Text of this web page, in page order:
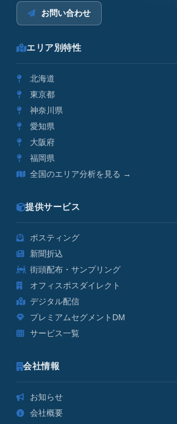
お問い合わせ
エリア別特性
北海道
東京都
神奈川県
愛知県
大阪府
福岡県
全国のエリア分析を見る →
提供サービス
ポスティング
新聞折込
街頭配布・サンプリング
オフィスポスダイレクト
デジタル配信
プレミアムセグメントDM
サービス一覧
会社情報
お知らせ
会社概要